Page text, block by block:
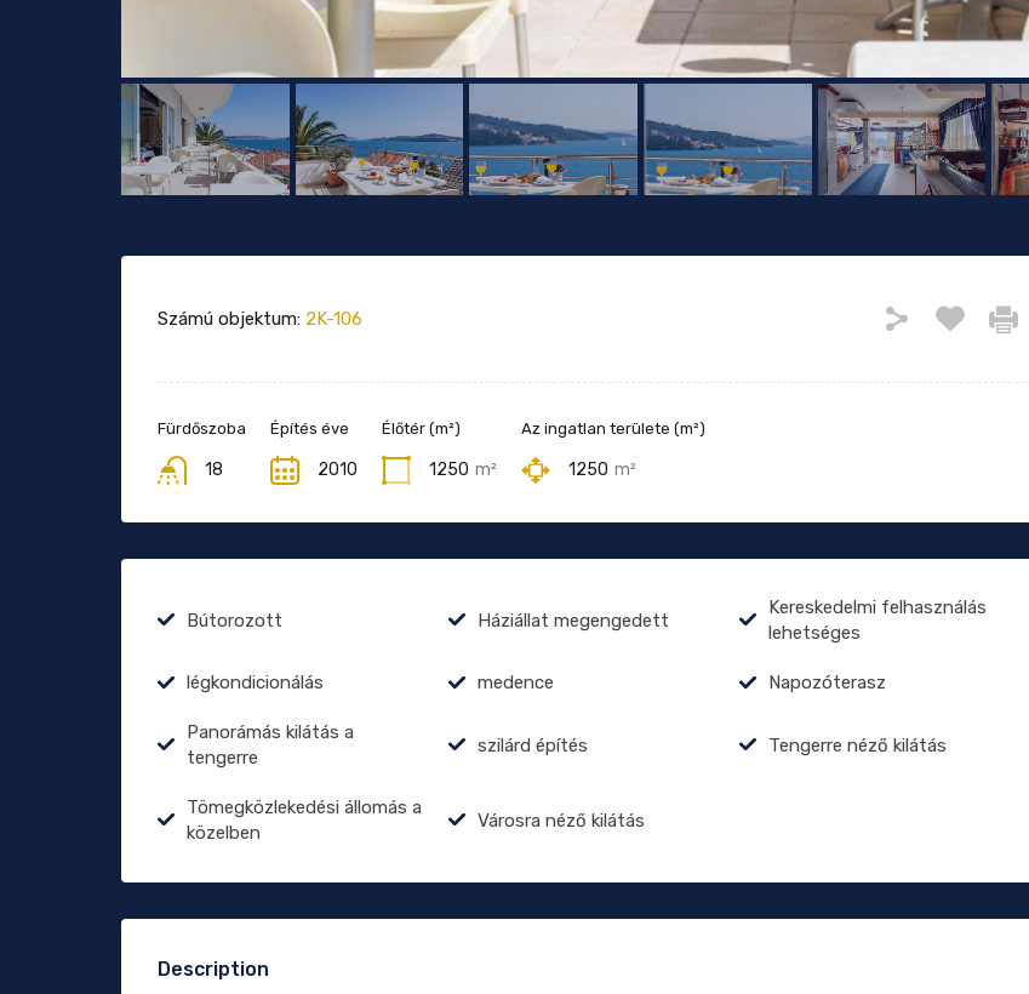
Számú objektum: 2K-106
Fürdőszoba
18
Építés éve
2010
Élőtér (m²)
1250 m²
Az ingatlan területe (m²)
1250 m²
Bútorozott Háziállat megengedett
Kereskedelmi felhasználás
lehetséges
légkondicionálás medence Napozóterasz
Panorámás kilátás a
tengerre
szilárd építés Tengerre néző kilátás
Tömegközlekedési állomás a
közelben
Városra néző kilátás
Description